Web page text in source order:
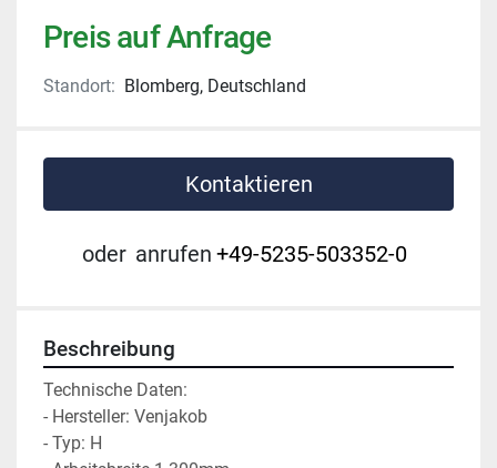
Preis auf Anfrage
Standort: Blomberg, Deutschland
Kontaktieren
oder anrufen +49-5235-503352-0
Beschreibung
Technische Daten:
- Hersteller: Venjakob
- Typ: H